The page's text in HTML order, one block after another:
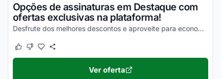
Opções de assinaturas em Destaque com
ofertas exclusivas na plataforma!
Desfrute dos melhores descontos e aproveite para economizar agora mesmo!
Este cupom funcionou
Este cupom não funcionou
Ver oferta